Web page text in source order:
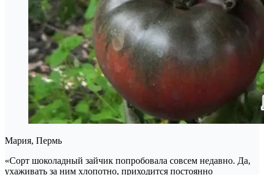
Мария, Пермь
«Сорт шоколадный зайчик попробовала совсем недавно. Да,
ухаживать за ним хлопотно, приходится постоянно